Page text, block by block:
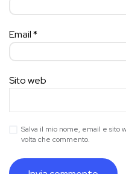
Email*
Sito web
Salva il mio nome, email e sito
volta che commento.